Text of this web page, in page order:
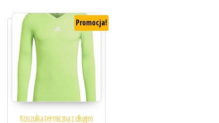
Promocja!
Koszulka termiczna z długim